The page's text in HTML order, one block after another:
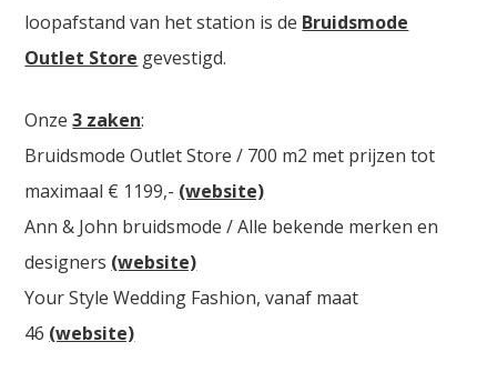
loopafstand van het station is de Bruidsmode
Outlet Store gevestigd.
Onze3 zaken:
Bruidsmode Outlet Store / 700 m2 met prijzen tot
maximaal € 1199,- (website)
Ann & John bruidsmode / Alle bekende merken en
designers (website)
Your Style Wedding Fashion, vanaf maat
46 (website)